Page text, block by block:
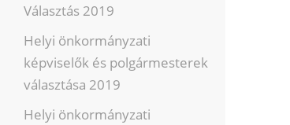
Választás 2019
Helyi önkormányzati
képviselők és polgármesterek
választása 2019
Helyi önkormányzati